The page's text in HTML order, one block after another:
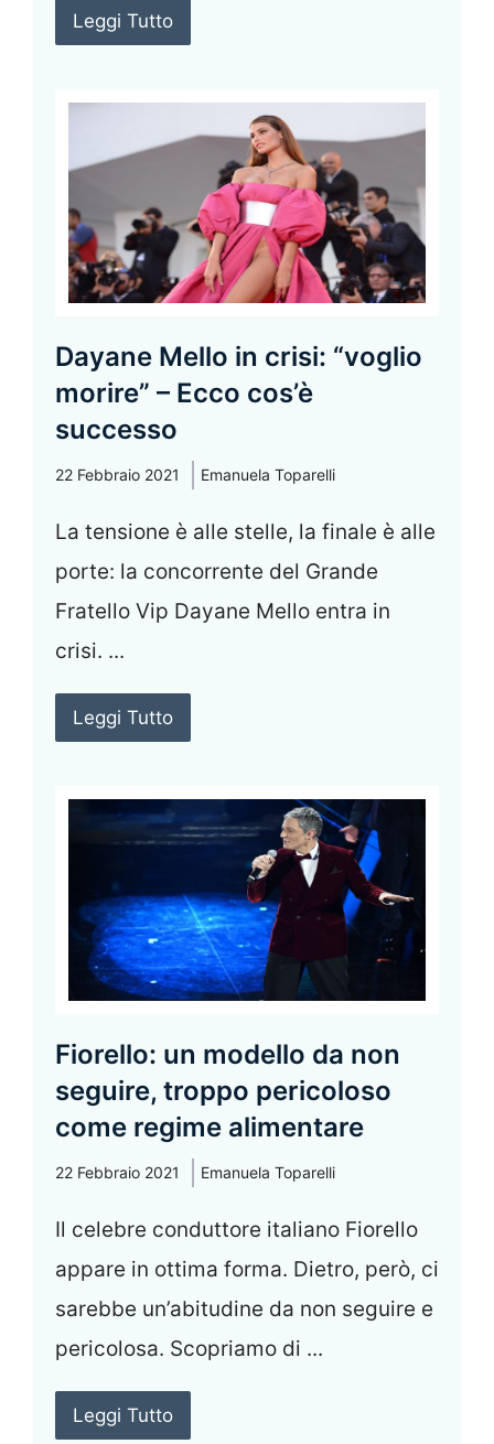
Leggi Tutto
Dayane Mello in crisi: “voglio
morire” – Ecco cos’è
successo
22 Febbraio 2021 Emanuela Toparelli
La tensione è alle stelle, la finale è alle
porte: la concorrente del Grande
Fratello Vip Dayane Mello entra in
crisi. ...
Leggi Tutto
Fiorello: un modello da non
seguire, troppo pericoloso
come regime alimentare
22 Febbraio 2021 Emanuela Toparelli
Il celebre conduttore italiano Fiorello
appare in ottima forma. Dietro, però, ci
sarebbe un’abitudine da non seguire e
pericolosa. Scopriamo di ...
Leggi Tutto